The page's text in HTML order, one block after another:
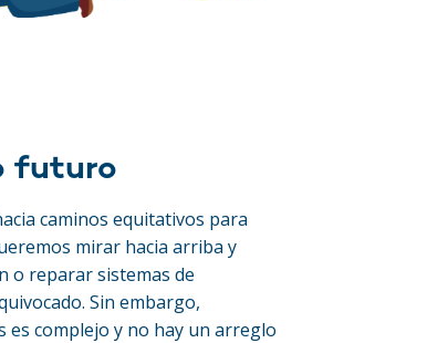
futuro
caminos equitativos para
mirar hacia arriba y
o reparar sistemas de
Sin embargo,
es complejo y no hay un arreglo